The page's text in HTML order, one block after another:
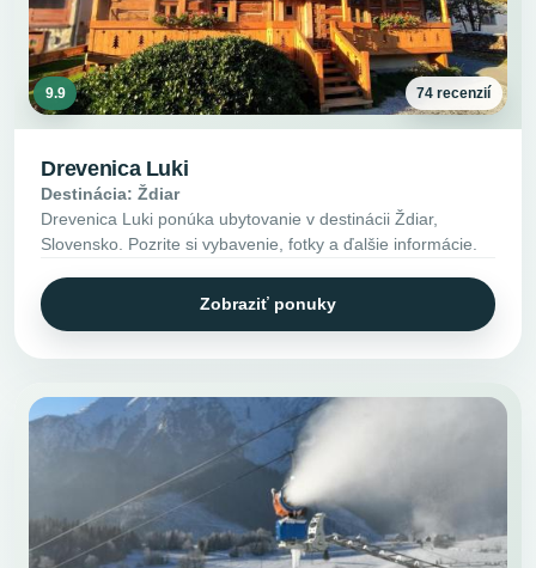
9.9 74 recenzií
Drevenica Luki
Destinácia: Ždiar
Drevenica Luki ponúka ubytovanie v destinácii Ždiar,
Slovensko. Pozrite si vybavenie, fotky a ďalšie informácie.
Zobraziť ponuky